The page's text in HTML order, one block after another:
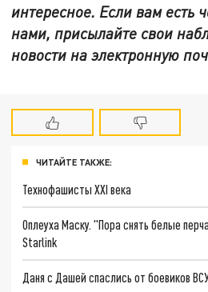
интересное. Если вам есть
нами, присылайте свои
новости на электронную
ЧИТАЙТЕ ТАКЖЕ:
Технофашисты XXI века
Оплеуха Маску. "Пора снять белые
Starlink
Даня с Дашей спаслись от боевиков